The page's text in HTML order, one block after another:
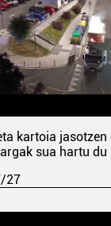
kartoia
sua hartu du
27